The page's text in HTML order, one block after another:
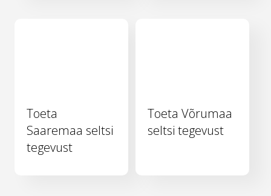
Toeta
Saaremaa seltsi
tegevust
Toeta Võrumaa
seltsi tegevust